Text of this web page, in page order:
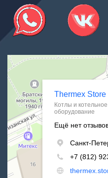
Thermex Store
Котлы и котельное оборудование
Водонагреватели в